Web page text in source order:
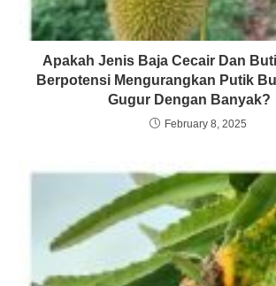
Apakah Jenis Baja Cecair Dan
Berpotensi Mengurangkan Putik
Gugur Dengan Banyak?
February 8, 2025